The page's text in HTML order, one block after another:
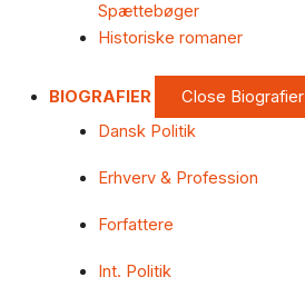
Spættebøger
Historiske romaner
BIOGRAFIER Close Biografier
Dansk Politik
Erhverv & Profession
Forfattere
Int. Politik